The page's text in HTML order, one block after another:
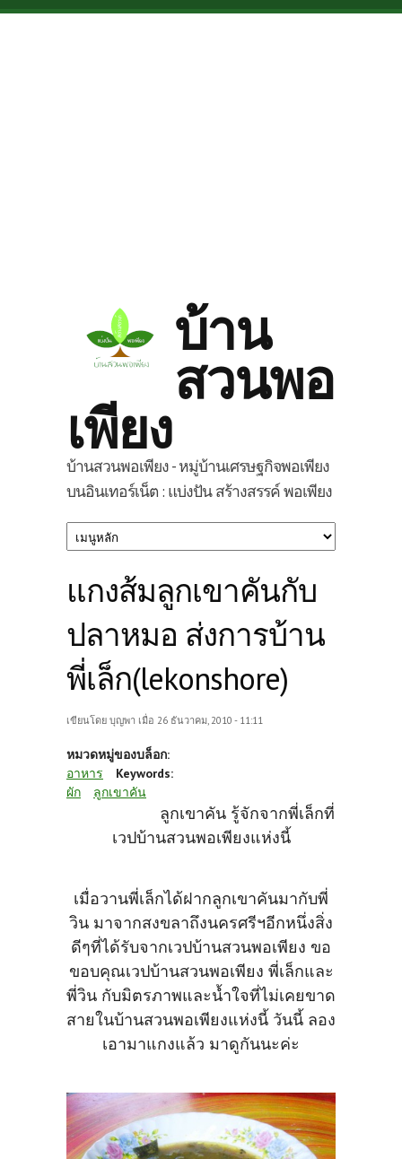
Skip to main content
บ้าน
สวนพอ
เพียง
บ้านสวนพอเพียง - หมู่บ้านเศรษฐกิจพอเพียง
บนอินเทอร์เน็ต : แบ่งปัน สร้างสรรค์ พอเพียง
แกงส้มลูกเขาคันกับ
ปลาหมอ ส่งการบ้าน
พี่เล็ก(lekonshore)
เขียนโดย บุญพา เมื่อ 26 ธันวาคม, 2010 - 11:11
หมวดหมู่ของบล็อก:
อาหาร
Keywords:
ผัก
ลูกเขาคัน
ลูกเขาคัน รู้จักจากพี่เล็กที่
เวปบ้านสวนพอเพียงแห่งนี้
เมื่อวานพี่เล็กได้ฝากลูกเขาคันมากับพี่
วิน มาจากสงขลาถึงนครศรีฯอีกหนึ่งสิ่ง
ดีๆที่ได้รับจากเวปบ้านสวนพอเพียง ขอ
ขอบคุณเวปบ้านสวนพอเพียง พี่เล็กและ
พี่วิน กับมิตรภาพและน้ำใจที่ไม่เคยขาด
สายในบ้านสวนพอเพียงแห่งนี้ วันนี้ ลอง
เอามาแกงแล้ว มาดูกันนะค่ะ